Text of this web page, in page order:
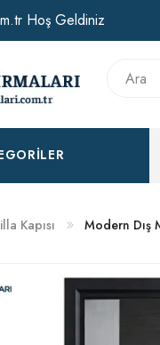
NUMARALARIMIZ
Hoş Geldiniz
Kapısı Modern Dış